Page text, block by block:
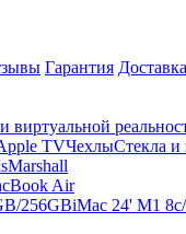
Гарантия
виртуальной
TVЧехлыСтекла и
Marshall
Air
256GBiMac 24' M1